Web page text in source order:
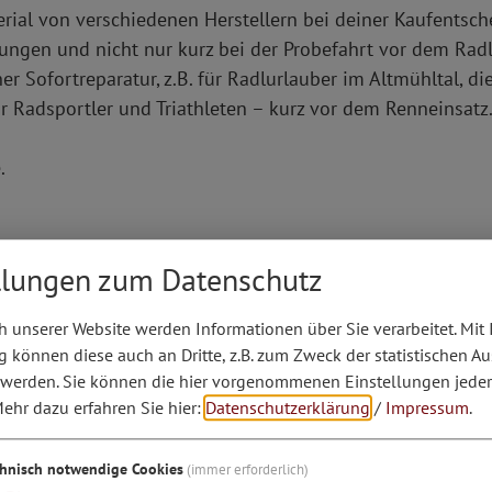
von verschiedenen Herstellern bei deiner
und nicht nur kurz bei der Probefahrt vor dem
Sofortreparatur, z.B. für Radlurlauber im Altmühltal,
Radsportler und Triathleten – kurz vor dem Renneinsatz.
und Triathlon-Tagen, Messeauftritte, Workshops
Heller: Mittwochs 17:30 - 20:00 Uhr, Samstags
zum Datenschutz
unserer Website werden Informationen über Sie verarbeitet. Mit
können diese auch an Dritte, z.B. zum Zweck der statistischen
Sie können die hier vorgenommenen Einstellungen
dazu erfahren Sie hier: Datenschutzerklärung / Impressum.
notwendige Cookies (immer erforderlich)